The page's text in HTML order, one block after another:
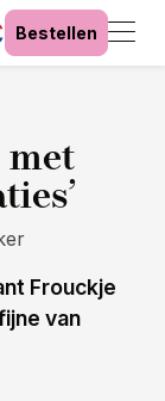
Bestellen
Frouckje
van